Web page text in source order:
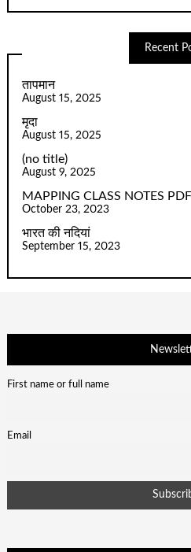
Recent
तापमान
August 15, 2025
मृदा
August 15, 2025
(no title)
August 9, 2025
MAPPING CLASS NOTES PDF
October 23, 2023
भारत की नदियां
September 15, 2023
First name or full name
Email